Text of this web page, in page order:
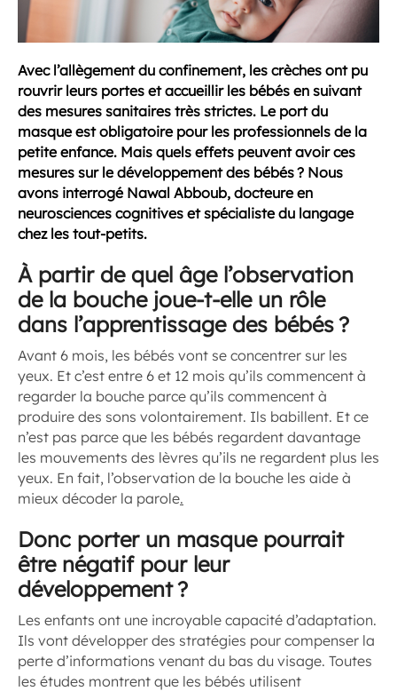
Avec l’allègement du confinement, les crèches ont pu
rouvrir leurs portes et accueillir les bébés en suivant
des mesures sanitaires très strictes. Le port du
masque est obligatoire pour les professionnels de la
petite enfance. Mais quels effets peuvent avoir ces
mesures sur le développement des bébés ? Nous
avons interrogé Nawal Abboub, docteure en
neurosciences cognitives et spécialiste du langage
chez les tout-petits.
À partir de quel âge l’observation
de la bouche joue-t-elle un rôle
dans l’apprentissage des bébés ?
Avant 6 mois, les bébés vont se concentrer sur les
yeux. Et c’est entre 6 et 12 mois qu’ils commencent à
regarder la bouche parce qu’ils commencent à
produire des sons volontairement. Ils babillent. Et ce
n’est pas parce que les bébés regardent davantage
les mouvements des lèvres qu’ils ne regardent plus les
yeux. En fait, l’observation de la bouche les aide à
mieux décoder la parole.
Donc porter un masque pourrait
être négatif pour leur
développement ?
Les enfants ont une incroyable capacité d’adaptation.
Ils vont développer des stratégies pour compenser la
perte d’informations venant du bas du visage. Toutes
les études montrent que les bébés utilisent